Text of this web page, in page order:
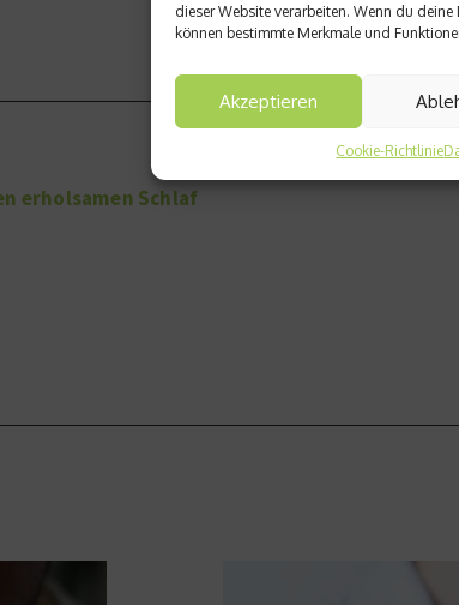
dieser Website verarbeiten. Wenn du
können bestimmte Merkmale und
Akzeptieren
Cookie-Richtlinie
erholsamen Schlaf